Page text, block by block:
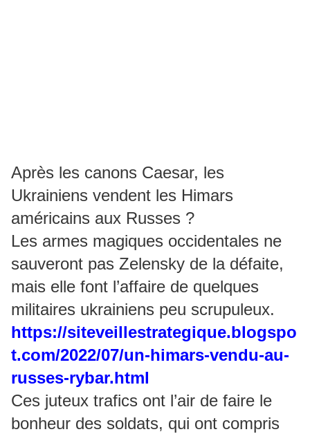
Après les canons Caesar, les
Ukrainiens vendent les Himars
américains aux Russes ?
Les armes magiques occidentales ne
sauveront pas Zelensky de la défaite,
mais elle font l’affaire de quelques
militaires ukrainiens peu scrupuleux.
https://siteveillestrategique.blogspo
t.com/2022/07/un-himars-vendu-au-
russes-rybar.html
Ces juteux trafics ont l’air de faire le
bonheur des soldats, qui ont compris